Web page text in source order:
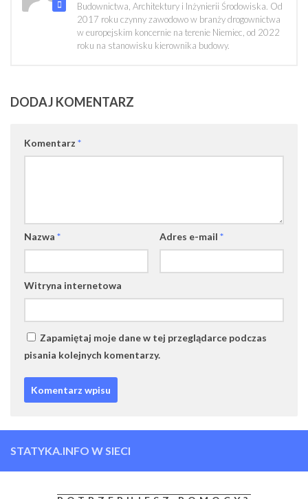
Budownictwa, Architektury i Inżynierii Środowiska. Od
2017 roku czynny zawodowo w branży drogownictwa
w europejskim koncernie na terenie Niemiec, od 2022
roku na stanowisku kierownika budowy.
DODAJ KOMENTARZ
Komentarz *
Nazwa * Adres e-mail *
Witryna internetowa
Zapamiętaj moje dane w tej przeglądarce podczas
pisania kolejnych komentarzy.
STATYKA.INFO W SIECI